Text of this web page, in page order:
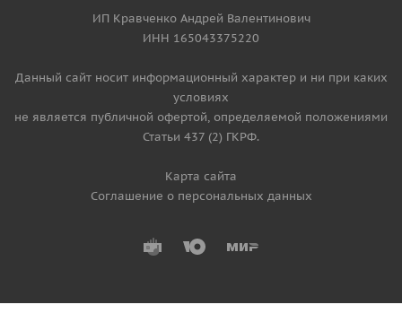
ИП Кравченко Андрей Валентинович
ИНН 165043375220
Данный сайт носит информационный характер и ни при каких
условиях
не является публичной офертой, определяемой положениями
Статьи 437 (2) ГКРФ.
Карта сайта
Соглашение о персональных данных